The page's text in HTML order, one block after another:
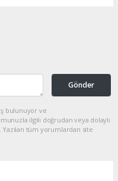
Gönder
bulunuyor ve
ilgili doğrudan veya dolaylı
tüm yorumlardan site